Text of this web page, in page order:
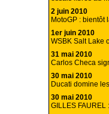
2 juin 2010
MotoGP : bientôt
1er juin 2010
WSBK Salt Lake
31 mai 2010
Carlos Checa
30 mai 2010
Ducati domine
30 mai 2010
GILLES FAUREL